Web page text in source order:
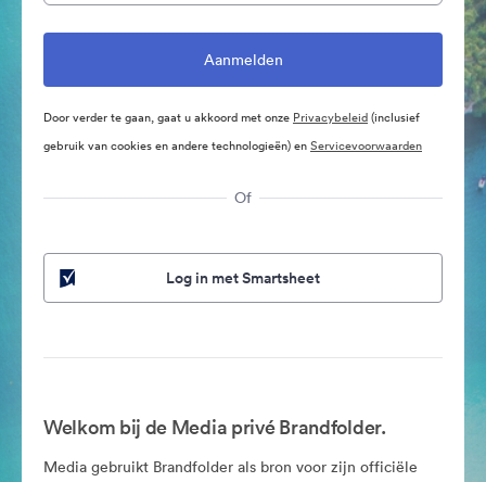
Door verder te gaan, gaat u akkoord met onze Privacybeleid(inclusief
gebruik van cookies en andere technologieën) enServicevoorwaarden
Of
Log in met Smartsheet
Welkom bij de Media privé Brandfolder.
Media gebruikt Brandfolder als bron voor zijn officiële